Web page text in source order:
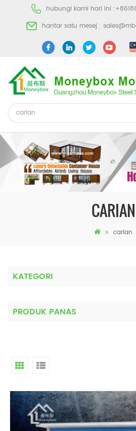
hubungi kami hari ini :
hantar satu mesej :
CARIAN
carian
KATEGORI
PRODUK PANAS